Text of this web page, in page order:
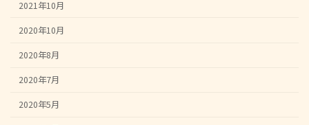
2021年10月
2020年10月
2020年8月
2020年7月
2020年5月